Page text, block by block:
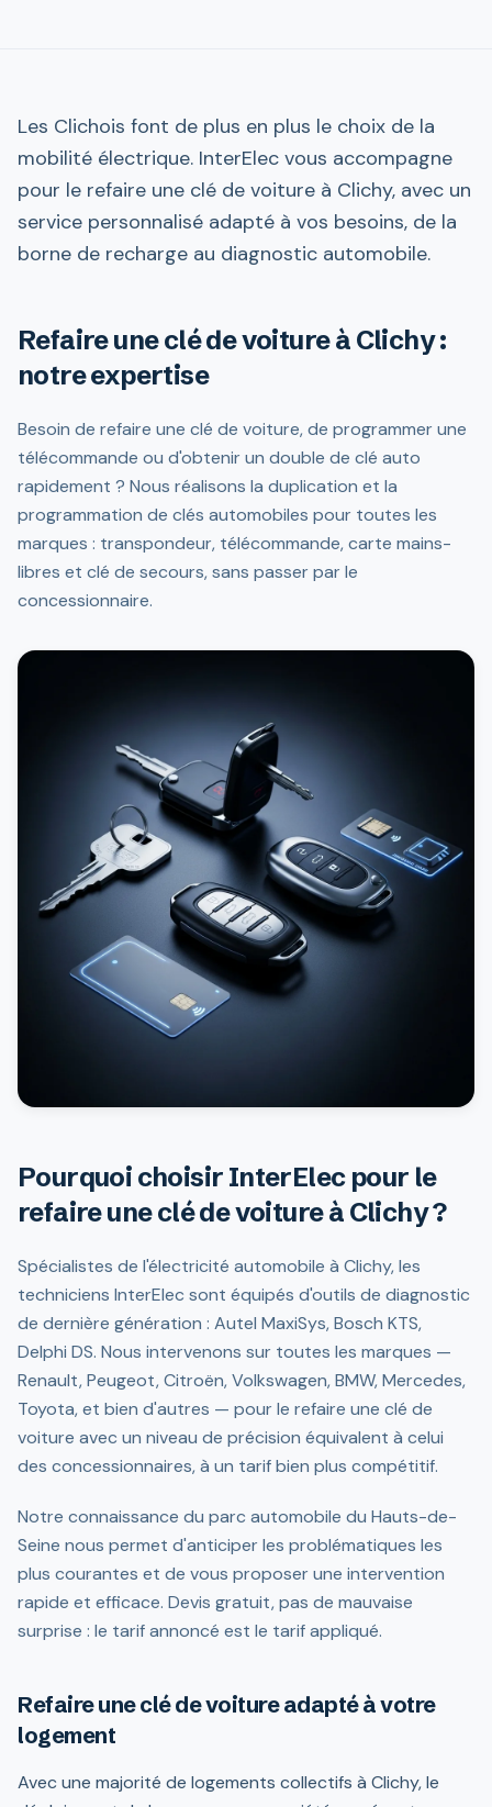
Les Clichois font de plus en plus le choix de la
mobilité électrique. InterElec vous accompagne
pour le refaire une clé de voiture à Clichy, avec un
service personnalisé adapté à vos besoins, de la
borne de recharge au diagnostic automobile.
Refaire une clé de voiture à Clichy :
notre expertise
Besoin de refaire une clé de voiture, de programmer une
télécommande ou d'obtenir un double de clé auto
rapidement ? Nous réalisons la duplication et la
programmation de clés automobiles pour toutes les
marques : transpondeur, télécommande, carte mains-
libres et clé de secours, sans passer par le
concessionnaire.
Pourquoi choisir InterElec pour le
refaire une clé de voiture à Clichy ?
Spécialistes de l'électricité automobile à Clichy, les
techniciens InterElec sont équipés d'outils de diagnostic
de dernière génération : Autel MaxiSys, Bosch KTS,
Delphi DS. Nous intervenons sur toutes les marques —
Renault, Peugeot, Citroën, Volkswagen, BMW, Mercedes,
Toyota, et bien d'autres — pour le refaire une clé de
voiture avec un niveau de précision équivalent à celui
des concessionnaires, à un tarif bien plus compétitif.
Notre connaissance du parc automobile du Hauts-de-
Seine nous permet d'anticiper les problématiques les
plus courantes et de vous proposer une intervention
rapide et efficace. Devis gratuit, pas de mauvaise
surprise : le tarif annoncé est le tarif appliqué.
Refaire une clé de voiture adapté à votre
logement
Avec une majorité de logements collectifs à Clichy, le